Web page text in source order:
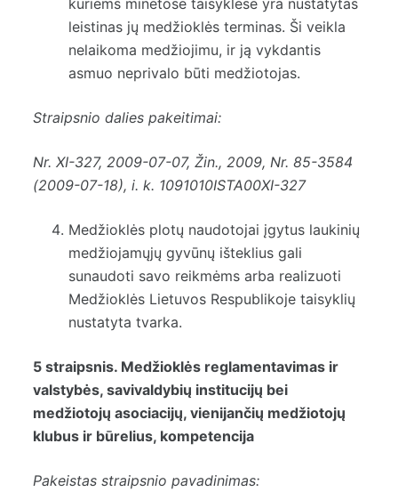
leistinas jų medžioklės terminas. Ši veikla
nelaikoma medžiojimu, ir ją vykdantis
asmuo neprivalo būti medžiotojas.
Straipsnio dalies pakeitimai:
Nr. XI-327, 2009-07-07, Žin., 2009, Nr. 85-3584
(2009-07-18), i. k. 1091010ISTA00XI-327
Medžioklės plotų naudotojai įgytus laukinių
medžiojamųjų gyvūnų išteklius gali
sunaudoti savo reikmėms arba realizuoti
Medžioklės Lietuvos Respublikoje taisyklių
nustatyta tvarka.
5 straipsnis. Medžioklės reglamentavimas ir
valstybės, savivaldybių institucijų bei
medžiotojų asociacijų, vienijančių medžiotojų
klubus ir būrelius, kompetencija
Pakeistas straipsnio pavadinimas: